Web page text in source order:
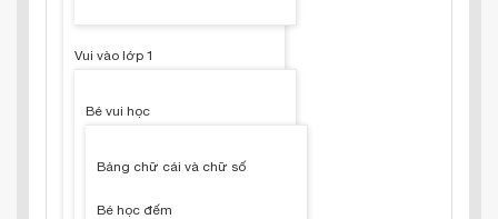
Vui vào lớp 1
Bé vui học
Bảng chữ cái và chữ số
Bé học đếm